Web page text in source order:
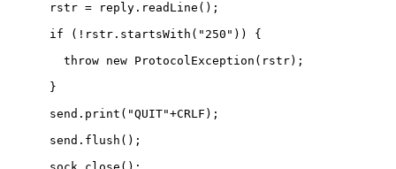
      rstr = reply.readLine();
      if (!rstr.startsWith("250")) {
      }
      send.print("QUIT"+CRLF);
      send.flush();